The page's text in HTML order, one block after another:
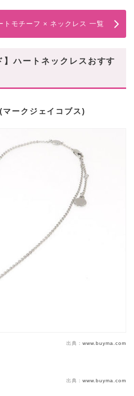
トモチーフ × ネックレス 一覧
】ハートネックレスおすす
ークジェイコブス)
出典： www.buyma.com
出典： www.buyma.com